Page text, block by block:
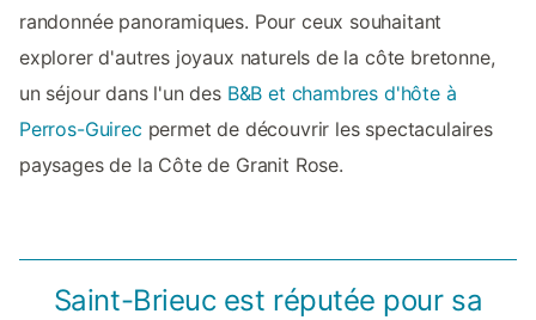
randonnée panoramiques. Pour ceux souhaitant
explorer d'autres joyaux naturels de la côte bretonne,
un séjour dans l'un des B&B et chambres d'hôte à
Perros-Guirec permet de découvrir les spectaculaires
paysages de la Côte de Granit Rose.
Saint-Brieuc est réputée pour sa